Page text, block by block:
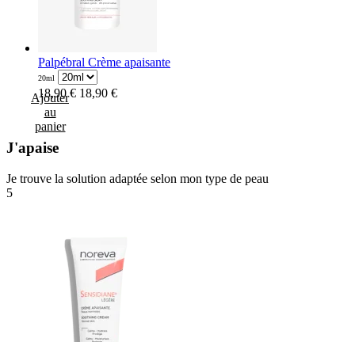
Palpébral Crème apaisante
20ml
18,90 € 18,90 €
Ajouter
au
panier
J'apaise
Je trouve la solution adaptée selon mon type de peau
5